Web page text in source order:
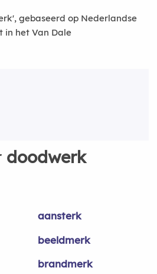
gebaseerd op Nederlandse
in het Van Dale
doodwerk
aansterk
beeldmerk
brandmerk